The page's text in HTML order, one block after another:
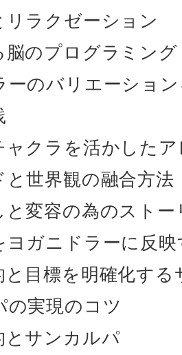
ラクゼーション
のプログラミング
ーのバリエーショ
クラを活かしたア
世界観の融合方法
変容の為のストー
ガニドラーに反映
と目標を明確化す
実現のコツ
サンカルパ